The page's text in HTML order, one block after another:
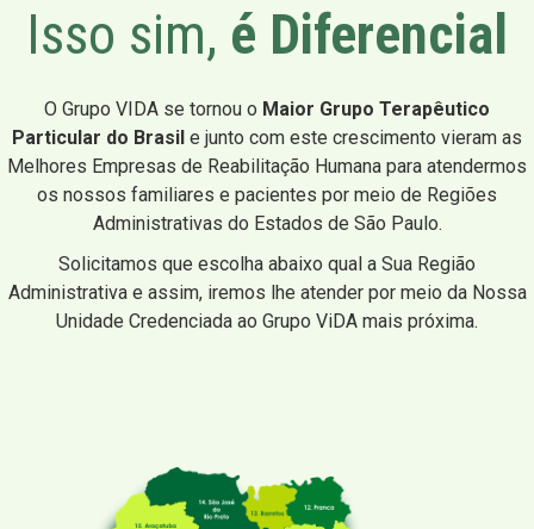
Isso sim, é Diferencial
O Grupo VIDA se tornou o Maior Grupo Terapêutico
Particular do Brasil e junto com este crescimento vieram as
Melhores Empresas de Reabilitação Humana para atendermos
os nossos familiares e pacientes por meio de Regiões
Administrativas do Estados de São Paulo.
Solicitamos que escolha abaixo qual a Sua Região
Administrativa e assim, iremos lhe atender por meio da Nossa
Unidade Credenciada ao Grupo ViDA mais próxima.